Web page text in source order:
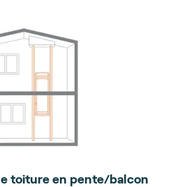
toiture en pente/balcon